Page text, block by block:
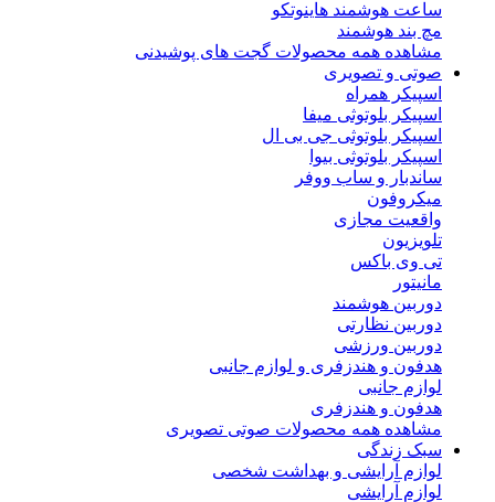
ساعت هوشمند هاینوتکو
مچ بند هوشمند
مشاهده همه محصولات گجت های پوشیدنی
صوتی و تصویری
اسپیکر همراه
اسپیکر بلوتوثی میفا
اسپیکر بلوتوثی جی بی ال
اسپیکر بلوتوثی بیوا
ساندبار و ساب ووفر
میکروفون
واقعیت مجازی
تلویزیون
تی وی باکس
مانیتور
دوربین هوشمند
دوربین نظارتی
دوربین ورزشی
هدفون و هندزفری و لوازم جانبی
لوازم جانبی
هدفون و هندزفری
مشاهده همه محصولات صوتی تصویری
سبک زندگی
لوازم آرایشی و بهداشت شخصی
لوازم آرایشی